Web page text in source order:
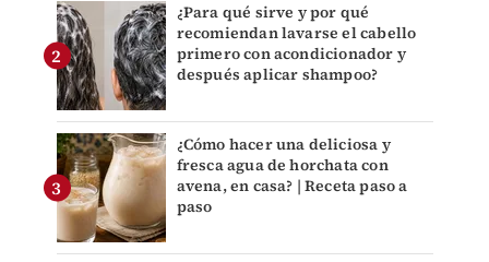
¿Para qué sirve y por qué
recomiendan lavarse el cabello
primero con acondicionador y
después aplicar shampoo?
¿Cómo hacer una deliciosa y
fresca agua de horchata con
avena, en casa? | Receta paso a
paso